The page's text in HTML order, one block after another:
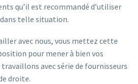
qu’il est recommandé d’utiliser
telle situation.
avec nous, vous mettez cette
pour mener à bien vos
avec série de fournisseurs
droite.